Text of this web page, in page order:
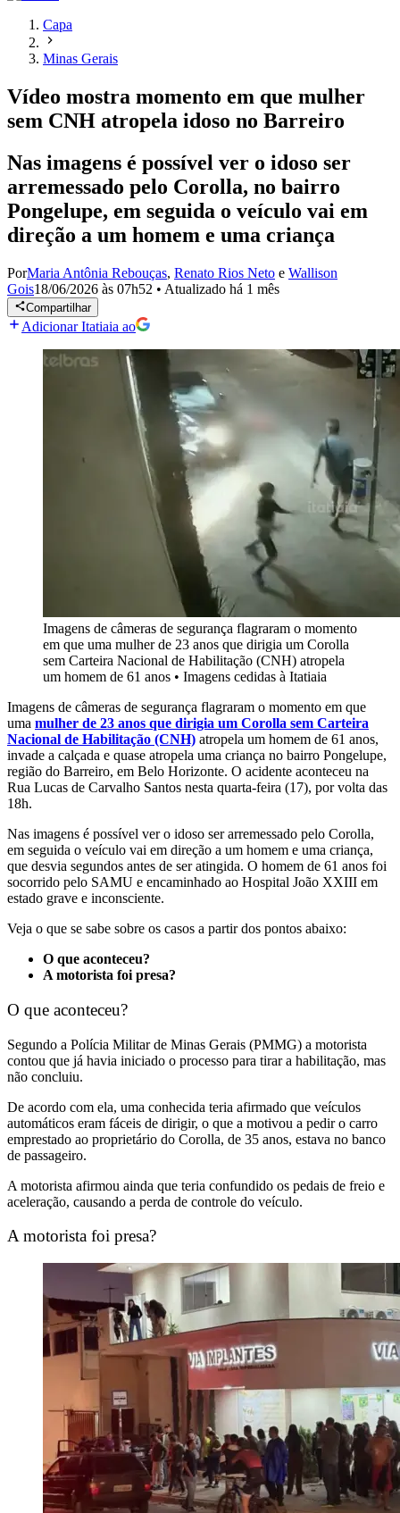
Capa
Minas Gerais
Vídeo mostra momento em que mulher
sem CNH atropela idoso no Barreiro
Nas imagens é possível ver o idoso ser
arremessado pelo Corolla, no bairro
Pongelupe, em seguida o veículo vai em
direção a um homem e uma criança
PorMaria Antônia Rebouças, Renato Rios Neto e Wallison
Gois18/06/2026 às 07h52 • Atualizado há 1 mês
Compartilhar
Adicionar Itatiaia ao
Imagens de câmeras de segurança flagraram o momento
em que uma mulher de 23 anos que dirigia um Corolla
sem Carteira Nacional de Habilitação (CNH) atropela
um homem de 61 anos • Imagens cedidas à Itatiaia
Imagens de câmeras de segurança flagraram o momento em que
uma mulher de 23 anos que dirigia um Corolla sem Carteira
Nacional de Habilitação (CNH) atropela um homem de 61 anos,
invade a calçada e quase atropela uma criança no bairro Pongelupe,
região do Barreiro, em Belo Horizonte. O acidente aconteceu na
Rua Lucas de Carvalho Santos nesta quarta-feira (17), por volta das
18h.
Nas imagens é possível ver o idoso ser arremessado pelo Corolla,
em seguida o veículo vai em direção a um homem e uma criança,
que desvia segundos antes de ser atingida. O homem de 61 anos foi
socorrido pelo SAMU e encaminhado ao Hospital João XXIII em
estado grave e inconsciente.
Veja o que se sabe sobre os casos a partir dos pontos abaixo:
O que aconteceu?
A motorista foi presa?
O que aconteceu?
Segundo a Polícia Militar de Minas Gerais (PMMG) a motorista
contou que já havia iniciado o processo para tirar a habilitação, mas
não concluiu.
De acordo com ela, uma conhecida teria afirmado que veículos
automáticos eram fáceis de dirigir, o que a motivou a pedir o carro
emprestado ao proprietário do Corolla, de 35 anos, estava no banco
de passageiro.
A motorista afirmou ainda que teria confundido os pedais de freio e
aceleração, causando a perda de controle do veículo.
A motorista foi presa?